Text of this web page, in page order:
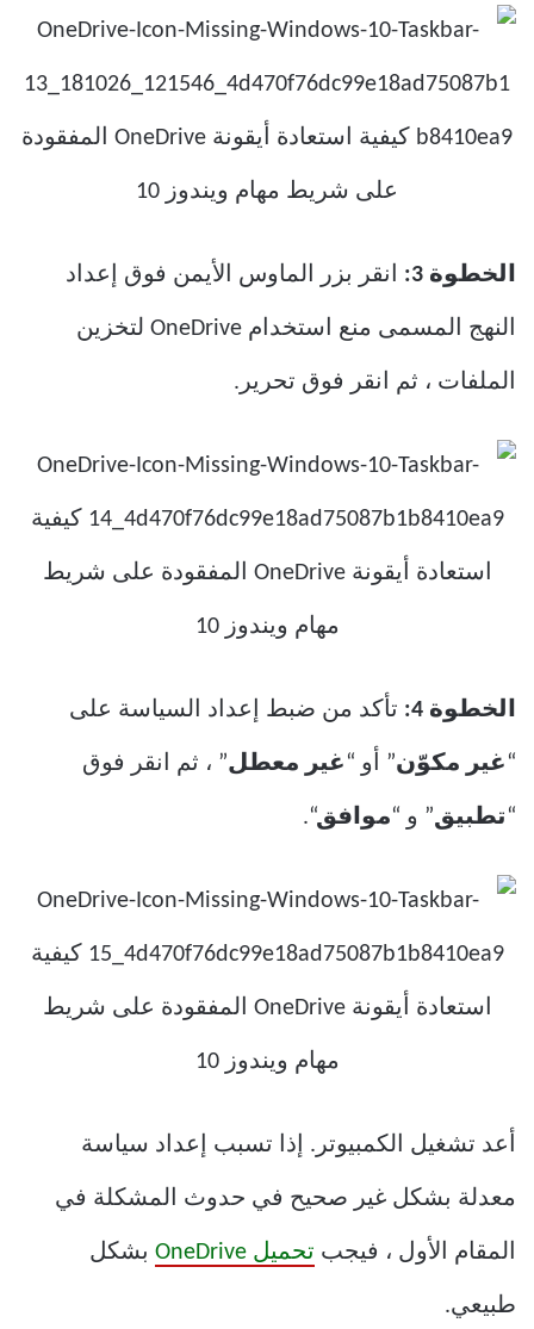
الخطوة 3: انقر بزر الماوس الأيمن فوق إعداد
النهج المسمى منع استخدام OneDrive لتخزين
الملفات ، ثم انقر فوق تحرير.
الخطوة 4: تأكد من ضبط إعداد السياسة على
“ غير مكوّن” أو “ غير معطل” ، ثم انقر فوق
“ تطبيق” و “موافق“.
أعد تشغيل الكمبيوتر. إذا تسبب إعداد سياسة
معدلة بشكل غير صحيح في حدوث المشكلة في
المقام الأول ، فيجب تحميل OneDrive بشكل
طبيعي.